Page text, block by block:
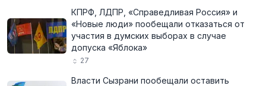
КПРФ, ЛДПР, «Справедливая Россия» и
«Новые люди» пообещали отказаться от
участия в думских выборах в случае
допуска «Яблока»
27
Власти Сызрани пообещали оставить